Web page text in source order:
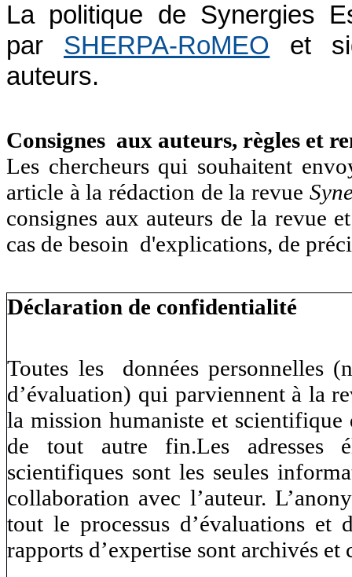
La politique de Synergies
par SHERPA-RoMEO et
auteurs.
Consignes aux auteurs, règles et
Les chercheurs qui souhaitent
article à la rédaction de la revue
consignes aux auteurs de la revue
cas de besoin d'explications, de
Déclaration de confidentialité
Toutes les données personnelles
d’évaluation) qui parviennent à la
la mission humaniste et
de tout autre fin.Les adresses
scientifiques sont les seules
collaboration avec l’auteur.
tout le processus d’évaluations et
rapports d’expertise sont archivés